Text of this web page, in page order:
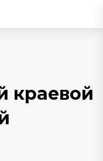
краевой